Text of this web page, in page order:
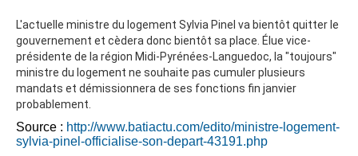
L'actuelle ministre du logement Sylvia Pinel va bientôt quitter le
gouvernement et cèdera donc bientôt sa place. Élue vice-
présidente de la région Midi-Pyrénées-Languedoc, la "toujours"
ministre du logement ne souhaite pas cumuler plusieurs
mandats et démissionnera de ses fonctions fin janvier
probablement.
Source : http://www.batiactu.com/edito/ministre-logement-
sylvia-pinel-officialise-son-depart-43191.php